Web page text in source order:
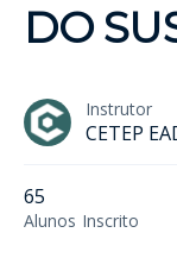
DO
Instrutor
CETEP
65
Alunos Inscrito